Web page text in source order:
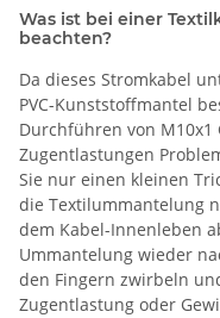
Was ist bei einer
beachten?
Da dieses Stromkabel
PVC-Kunststoffmantel
Durchführen von
Zugentlastungen
Sie nur einen kleinen
die Textilummantelung
dem Kabel-Innenleben
Ummantelung wieder
den Fingern zwirbeln
Zugentlastung oder